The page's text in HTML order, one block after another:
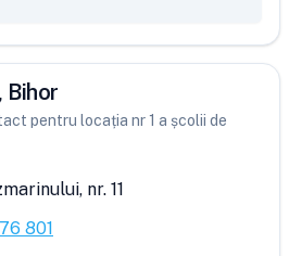
Bihor
pentru locația nr 1 a școlii de
nr. 11
801